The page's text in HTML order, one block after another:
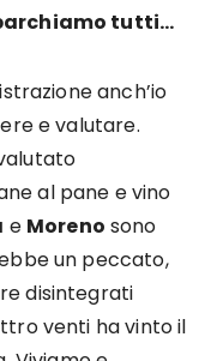
tutti…
anch’io
e valutare.
al pane e vino
e Moreno sono
un peccato,
disintegrati
venti ha vinto il